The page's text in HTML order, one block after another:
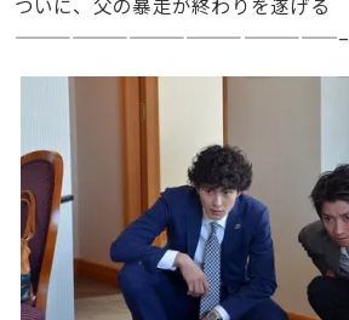
—————————————————–